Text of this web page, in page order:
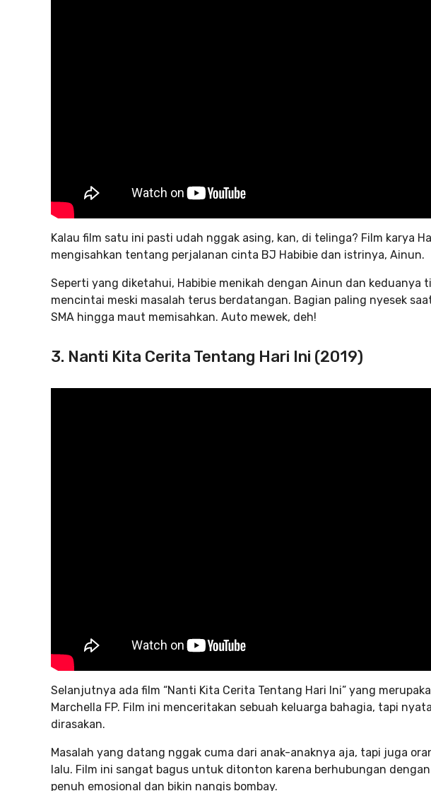
Kalau film satu ini pasti udah nggak asing, kan, di telinga? Film karya
mengisahkan tentang perjalanan cinta BJ Habibie dan istrinya, Ainun.
Seperti yang diketahui, Habibie menikah dengan Ainun dan keduanya
mencintai meski masalah terus berdatangan. Bagian paling nyesek
SMA hingga maut memisahkan. Auto mewek, deh!
3. Nanti Kita Cerita Tentang Hari Ini (2019)
Selanjutnya ada film “Nanti Kita Cerita Tentang Hari Ini” yang
Marchella FP. Film ini menceritakan sebuah keluarga bahagia, tapi
dirasakan.
Masalah yang datang nggak cuma dari anak-anaknya aja, tapi juga
lalu. Film ini sangat bagus untuk ditonton karena berhubungan
penuh emosional dan bikin nangis bombay.